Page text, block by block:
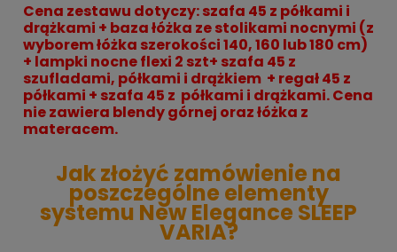
Cena zestawu dotyczy: szafa 45 z półkami i
drążkami + baza łóżka ze stolikami nocnymi (z
wyborem łóżka szerokości140, 160 lub 180 cm)
+ lampki nocne flexi 2 szt+ szafa 45 z
szufladami, półkami i drążkiem + regał 45 z
półkami + szafa 45 z półkami i drążkami.Cena
nie zawiera blendy górnej oraz łóżka z
materacem.
Jak złożyć zamówienie na
poszczególne elementy
systemu New Elegance SLEEP
VARIA?